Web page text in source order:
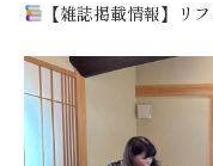
【雑誌掲載情報】リ